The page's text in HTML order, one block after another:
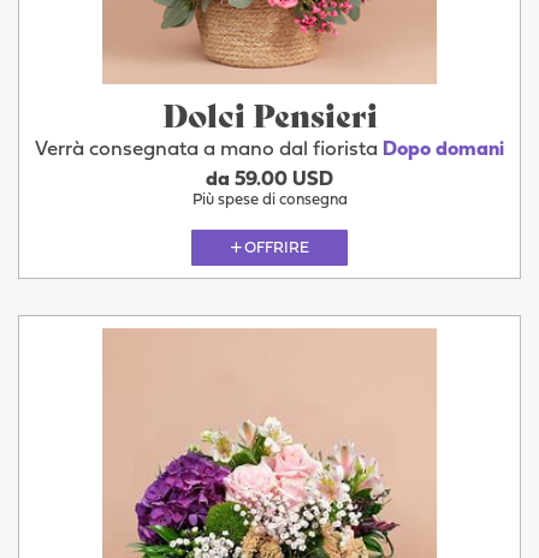
Dolci Pensieri
Verrà consegnata a mano dal fiorista Dopo domani
da 59.00 USD
Più spese di consegna
OFFRIRE